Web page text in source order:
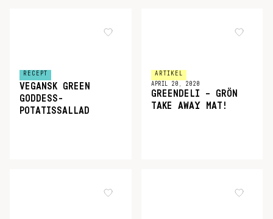
RECEPT
VEGANSK GREEN
GODDESS-
POTATISSALLAD
ARTIKEL
APRIL 20, 2020
GREENDELI – GRÖN
TAKE AWAY MAT!